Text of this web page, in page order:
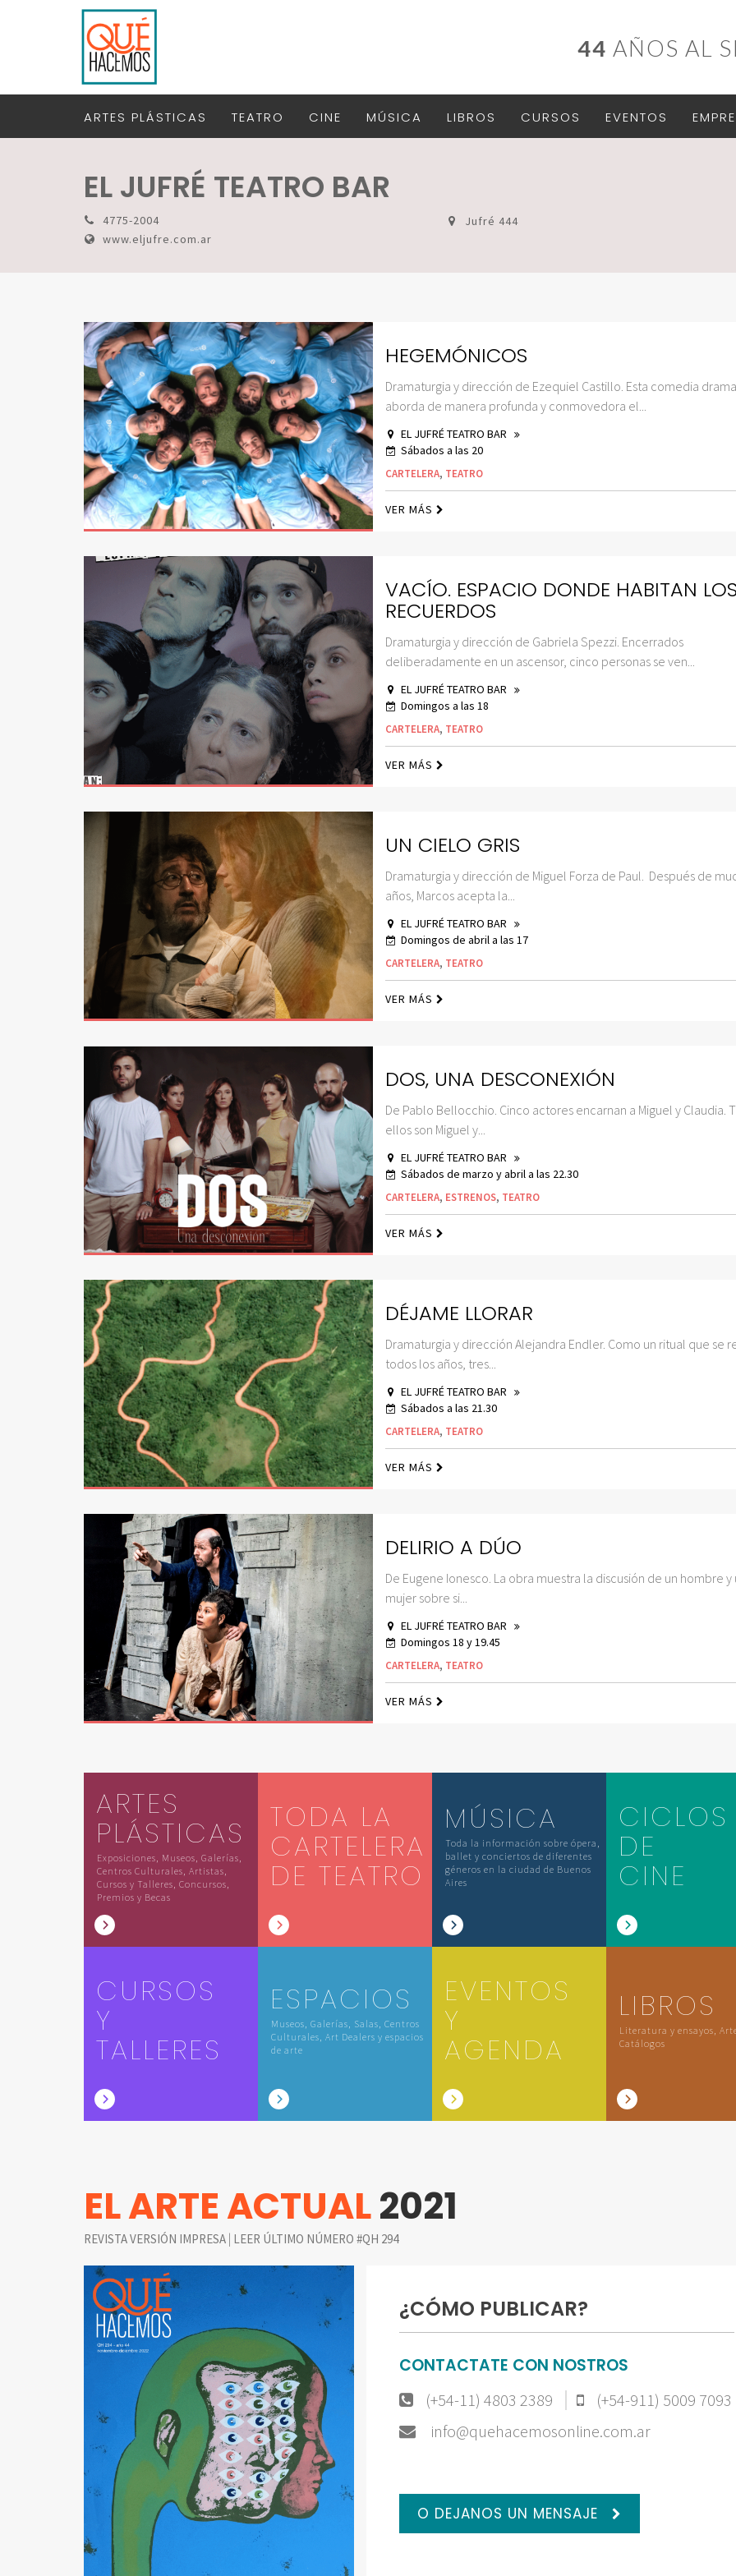
44 AÑOS AL
ARTES PLÁSTICAS TEATRO CINE MÚSICA LIBROS CURSOS EVENTOS
EL JUFRÉ TEATRO BAR
4775-2004
Jufré 444
www.eljufre.com.ar
HEGEMÓNICOS
Dramaturgia y dirección de Ezequiel Castillo. Esta comedia drama
aborda de manera profunda y conmovedora el...
EL JUFRÉ TEATRO BAR
Sábados a las 20
CARTELERA, TEATRO
VER MÁS
VACÍO. ESPACIO DONDE HABITAN
RECUERDOS
Dramaturgia y dirección de Gabriela Spezzi. Encerrados
deliberadamente en un ascensor, cinco personas se ven...
EL JUFRÉ TEATRO BAR
Domingos a las 18
CARTELERA, TEATRO
VER MÁS
UN CIELO GRIS
Dramaturgia y dirección de Miguel Forza de Paul. Después de
años, Marcos acepta la...
EL JUFRÉ TEATRO BAR
Domingos de abril a las 17
CARTELERA, TEATRO
VER MÁS
DOS, UNA DESCONEXIÓN
De Pablo Bellocchio. Cinco actores encarnan a Miguel y Claudia.
ellos son Miguel y...
EL JUFRÉ TEATRO BAR
Sábados de marzo y abril a las 22.30
CARTELERA, ESTRENOS, TEATRO
VER MÁS
DÉJAME LLORAR
Dramaturgia y dirección Alejandra Endler. Como un ritual que se
todos los años, tres...
EL JUFRÉ TEATRO BAR
Sábados a las 21.30
CARTELERA, TEATRO
VER MÁS
DELIRIO A DÚO
De Eugene Ionesco. La obra muestra la discusión de un hombre y
mujer sobre si...
EL JUFRÉ TEATRO BAR
Domingos 18 y 19.45
CARTELERA, TEATRO
VER MÁS
ARTES
PLÁSTICAS
Exposiciones, Museos, Galerías,
Centros Culturales, Artistas,
Cursos y Talleres, Concursos,
Premios y Becas
TODA LA
CARTELERA
DE TEATRO
MÚSICA
Toda la información sobre ópera,
ballet y conciertos de diferentes
géneros en la ciudad de Buenos
Aires
CICLOS
DE
CINE
CURSOS
Y
TALLERES
ESPACIOS
Museos, Galerías, Salas, Centros
Culturales, Art Dealers y espacios
de arte
EVENTOS
Y
AGENDA
LIBROS
Literatura y ensayos,
Catálogos
EL ARTE ACTUAL2021
REVISTA VERSIÓN IMPRESA | LEER ÚLTIMO NÚMERO #QH 294
¿CÓMO PUBLICAR?
CONTACTATE CON NOSTROS
(+54-11) 4803 2389
(+54-911) 5009 7093
info@quehacemosonline.com.ar
O DEJANOS UN MENSAJE